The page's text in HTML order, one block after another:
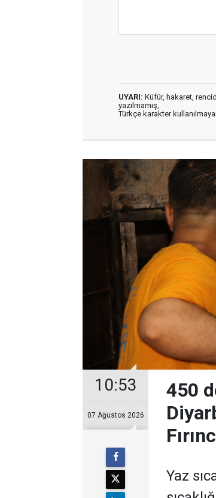
UYARI: Küfür, hakaret,
yazılmamış,
Türkçe karakter
10:53
07 Ağustos 2026
450
Yaz